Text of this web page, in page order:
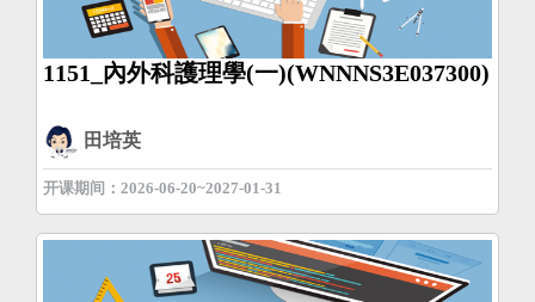
1151_內外科護理學(一)(WNNNS3E037300)
田培英
开课期间：2026-06-20~2027-01-31